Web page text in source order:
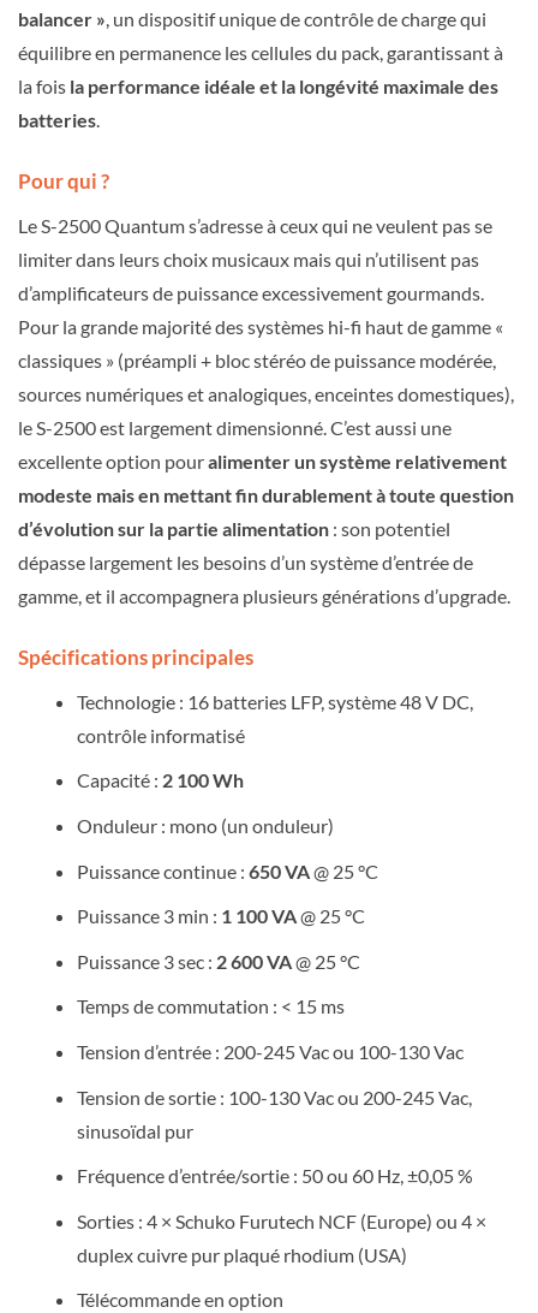
balancer », un dispositif unique de contrôle de charge qui
équilibre en permanence les cellules du pack, garantissant à
la fois la performance idéale et la longévité maximale des
batteries.
Pour qui ?
Le S-2500 Quantum s’adresse à ceux qui ne veulent pas se
limiter dans leurs choix musicaux mais qui n’utilisent pas
d’amplificateurs de puissance excessivement gourmands.
Pour la grande majorité des systèmes hi-fi haut de gamme «
classiques » (préampli + bloc stéréo de puissance modérée,
sources numériques et analogiques, enceintes domestiques),
le S-2500 est largement dimensionné. C’est aussi une
excellente option pouralimenter un système relativement
modeste mais en mettant fin durablement à toute question
d’évolution sur la partie alimentation : son potentiel
dépasse largement les besoins d’un système d’entrée de
gamme, et il accompagnera plusieurs générations d’upgrade.
Spécifications principales
Technologie : 16 batteries LFP, système 48 V DC,
contrôle informatisé
Capacité : 2 100 Wh
Onduleur : mono (un onduleur)
Puissance continue : 650 VA@ 25 °C
Puissance 3 min : 1 100 VA@ 25 °C
Puissance 3 sec : 2 600 VA@ 25 °C
Temps de commutation : < 15 ms
Tension d’entrée : 200-245 Vac ou 100-130 Vac
Tension de sortie : 100-130 Vac ou 200-245 Vac,
sinusoïdal pur
Fréquence d’entrée/sortie : 50 ou 60 Hz, ±0,05 %
Sorties : 4 × Schuko Furutech NCF (Europe) ou 4 ×
duplex cuivre pur plaqué rhodium (USA)
Télécommande en option